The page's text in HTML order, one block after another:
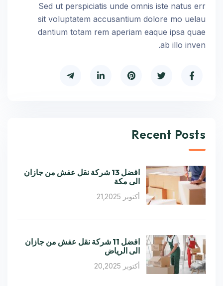
Sed ut perspiciatis unde omnis iste natus err
sit voluptatem accusantium dolore mo uelau
dantium totam rem aperiam eaque ipsa quae
ab illo inven.
Recent Posts
افضل 13 شركة نقل عفش من جازان
الى مكة
أكتوبر 21,2025
افضل 11 شركة نقل عفش من جازان
الى الرياض
أكتوبر 20,2025